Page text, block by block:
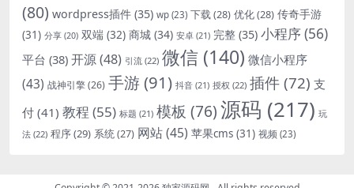
(80) wordpress插件 (35) wp (23) 下载(28) 优化(28) 传奇手游
(31) 分享 (20) 双端 (32) 商城 (34) 安卓 (21) 完整 (35) 小程序(56)
平台 (38) 开源(48) 引流 (22) 微信 (140) 微信小程序
(43) 战神引擎(26) 手游(91) 抖音 (21) 授权 (22) 插件 (72) 支
付 (41) 教程 (55) 标题 (21) 模板 (76)源码 (217) 玩
法 (22) 程序(29) 系统(27) 网站(45) 苹果cms (31) 视频 (23)